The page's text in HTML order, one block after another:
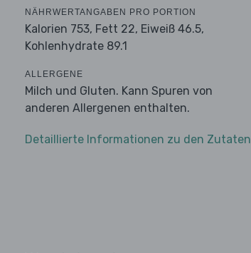
NÄHRWERTANGABEN PRO PORTION
Kalorien 753, Fett 22, Eiweiß 46.5,
Kohlenhydrate 89.1
ALLERGENE
Milch und Gluten. Kann Spuren von
anderen Allergenen enthalten.
Detaillierte Informationen zu den Zutaten